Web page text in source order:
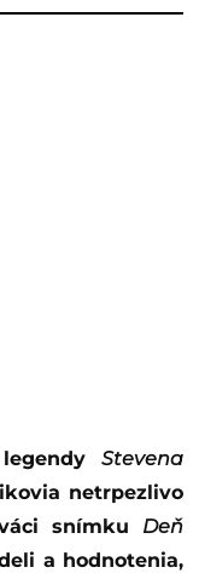
Stevena
netrpezlivo
snímku Deň
a hodnotenia,